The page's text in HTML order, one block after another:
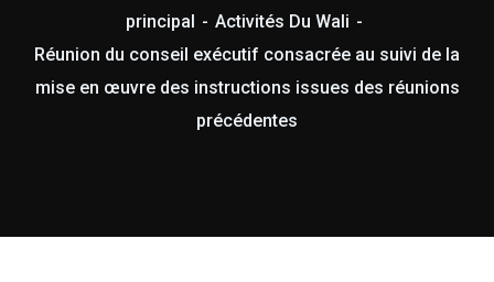
principal
Activités Du Wali
Réunion du conseil exécutif consacrée au suivi de la
mise en œuvre des instructions issues des réunions
précédentes